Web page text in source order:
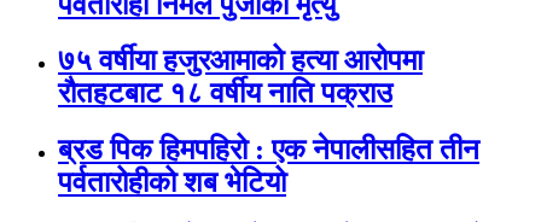
७५ वर्षीया हजुरआमाको हत्या आरोपमा
रौतहटबाट १८ वर्षीय नाति पक्राउ
ब्रड पिक हिमपहिरो : एक नेपालीसहित तीन
पर्वतारोहीको शब भेटियो